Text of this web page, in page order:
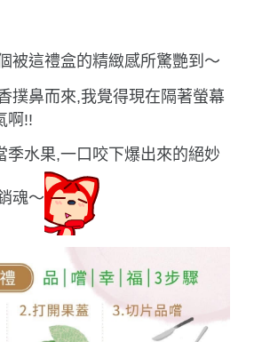
被這禮盒的精緻感所驚艷到〜
撲鼻而來,我覺得現在隔著螢幕
啊!!
季水果,一口咬下爆出來的絕妙
魂〜